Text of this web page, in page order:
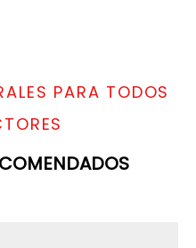
PARA TODOS